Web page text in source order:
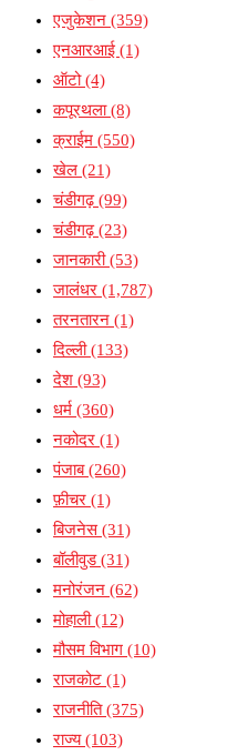
एजुकेशन (359)
एनआरआई (1)
ऑटो(4)
कपूरथला(8)
क्राईम (550)
खेल (21)
चंडीगढ़(99)
चंडीगढ़(23)
जानकारी(53)
जालंधर (1,787)
तरनतारन (1)
दिल्ली(133)
देश (93)
धर्म (360)
नकोदर (1)
पंजाब(260)
फ़ीचर (1)
बिजनेस(31)
बॉलीवुड(31)
मनोरंजन (62)
मोहाली(12)
मौसम विभाग (10)
राजकोट (1)
राजनीति(375)
राज्य(103)